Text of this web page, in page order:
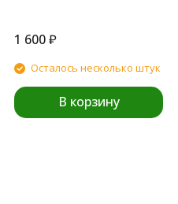
1 600₽
Осталось несколько штук
В корзину